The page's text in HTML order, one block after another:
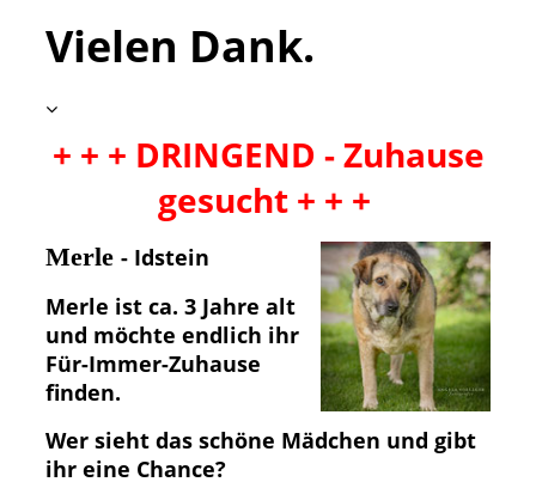
Vielen Dank.
+ + + DRINGEND - Zuhause
gesucht + + +
Merle - Idstein
Merle ist ca. 3 Jahre alt
und möchte endlich ihr
Für-Immer-Zuhause
finden.
Wer sieht das schöne Mädchen und gibt
ihr eine Chance?